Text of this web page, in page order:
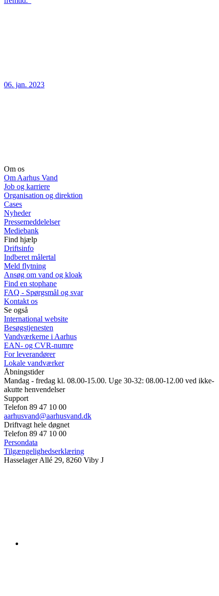
06. jan. 2023
Om os
Om Aarhus Vand
Job og karriere
Organisation og direktion
Cases
Nyheder
Pressemeddelelser
Mediebank
Find hjælp
Driftsinfo
Indberet målertal
Meld flytning
Ansøg om vand og kloak
Find en stophane
FAQ - Spørgsmål og svar
Kontakt os
Se også
International website
Besøgstjenesten
Vandværkerne i Aarhus
EAN- og CVR-numre
For leverandører
Lokale vandværker
Åbningstider
Mandag - fredag kl. 08.00-15.00. Uge 30-32: 08.00-12.00 ved ikke-
akutte henvendelser
Support
Telefon 89 47 10 00
aarhusvand@aarhusvand.dk
Driftvagt hele døgnet
Telefon 89 47 10 00
Persondata
Tilgængelighedserklæring
Hasselager Allé 29, 8260 Viby J